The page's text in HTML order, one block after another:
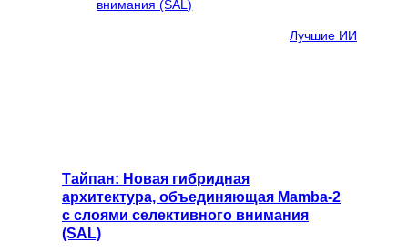
Лучшие ИИ
Тайпан: Новая гибридная
архитектура, объединяющая Mamba-2
с слоями селективного внимания
(SAL)